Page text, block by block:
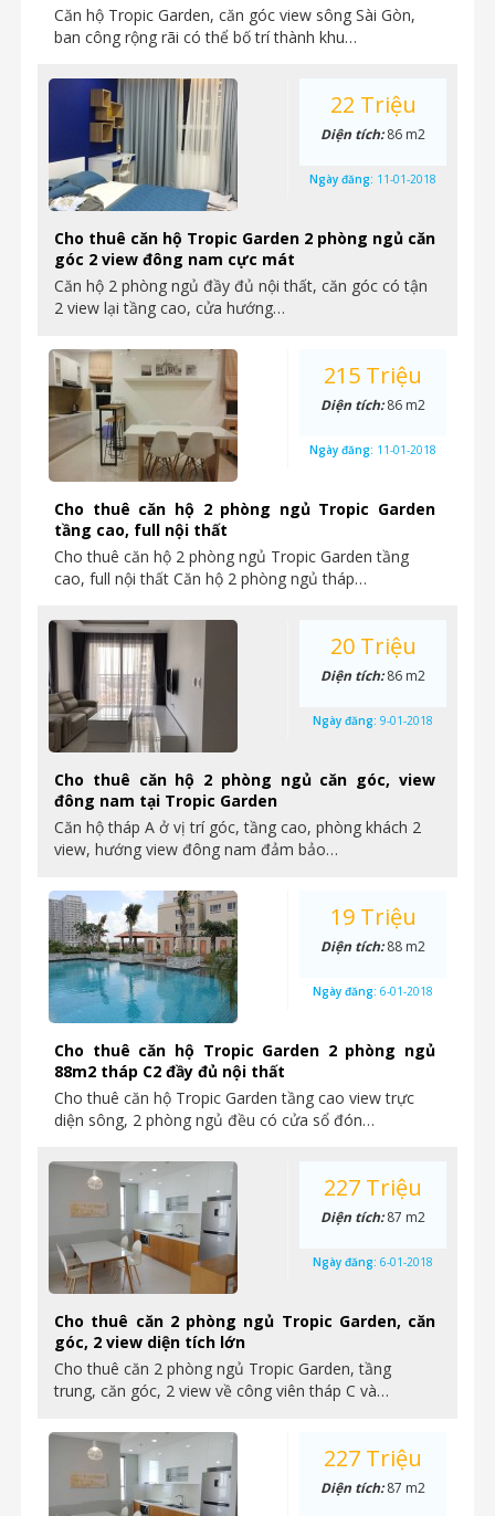
Căn hộ Tropic Garden, căn góc view sông Sài Gòn,
ban công rộng rãi có thể bố trí thành khu…
Cho thuê căn hộ Tropic Garden 2 phòng ngủ căn
góc 2 view đông nam cực mát
Căn hộ 2 phòng ngủ đầy đủ nội thất, căn góc có tận
2 view lại tầng cao, cửa hướng…
22 Triệu
Diện tích:86 m2
Ngày đăng: 11-01-2018
Cho thuê căn hộ 2 phòng ngủ Tropic Garden
tầng cao, full nội thất
Cho thuê căn hộ 2 phòng ngủ Tropic Garden tầng
cao, full nội thất Căn hộ 2 phòng ngủ tháp…
215 Triệu
Diện tích:86 m2
Ngày đăng: 11-01-2018
Cho thuê căn hộ 2 phòng ngủ căn góc, view
đông nam tại Tropic Garden
Căn hộ tháp A ở vị trí góc, tầng cao, phòng khách 2
view, hướng view đông nam đảm bảo…
20 Triệu
Diện tích:86 m2
Ngày đăng: 9-01-2018
Cho thuê căn hộ Tropic Garden 2 phòng ngủ
88m2 tháp C2 đầy đủ nội thất
Cho thuê căn hộ Tropic Garden tầng cao view trực
diện sông, 2 phòng ngủ đều có cửa sổ đón…
19 Triệu
Diện tích:88 m2
Ngày đăng: 6-01-2018
Cho thuê căn 2 phòng ngủ Tropic Garden, căn
góc, 2 view diện tích lớn
Cho thuê căn 2 phòng ngủ Tropic Garden, tầng
trung, căn góc, 2 view về công viên tháp C và…
227 Triệu
Diện tích:87 m2
Ngày đăng: 6-01-2018
227 Triệu
Diện tích:87 m2